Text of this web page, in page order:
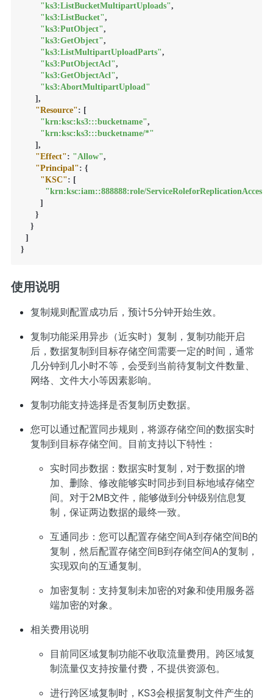
"ks3:ListBucketMultipartUploads",
"ks3:ListBucket",
"ks3:PutObject",
"ks3:GetObject",
"ks3:ListMultipartUploadParts",
"ks3:PutObjectAcl",
"ks3:GetObjectAcl",
"ks3:AbortMultipartUpload"
] ,
"Resource": [
"krn:ksc:ks3:::bucketname",
"krn:ksc:ks3:::bucketname/*"
] ,
"Effect": "Allow",
"Principal": {
"KSC": [
"krn:ksc:iam::888888:role/
]
}
}
]
}
使用说明
复制规则配置成功后，预计5分钟开始生效。
复制功能采用异步（近实时）复制，复制功能开启
后，数据复制到目标存储空间需要一定的时间，通常
几分钟到几小时不等，会受到当前待复制文件数量、
网络、文件大小等因素影响。
复制功能支持选择是否复制历史数据。
您可以通过配置同步规则，将源存储空间的数据实时
复制到目标存储空间。目前支持以下特性：
实时同步数据：数据实时复制，对于数据的增
加、删除、修改能够实时同步到目标地域存储空
间。对于2MB文件，能够做到分钟级别信息复
制，保证两边数据的最终一致。
互通同步：您可以配置存储空间A到存储空间B的
复制，然后配置存储空间B到存储空间A的复制，
实现双向的互通复制。
加密复制：支持复制未加密的对象和使用服务器
端加密的对象。
相关费用说明
目前同区域复制功能不收取流量费用。跨区域复
制流量仅支持按量付费，不提供资源包。
进行跨区域复制时，KS3会根据复制文件产生的